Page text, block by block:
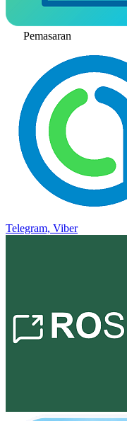
Pemasaran
Telegram, Viber